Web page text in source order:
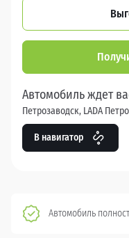
Автомобиль ждет
Петрозаводск, LADA
В навигатор
Автомобиль